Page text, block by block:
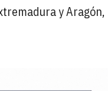
y Aragón,